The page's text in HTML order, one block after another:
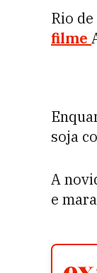
Rio
filme
soja
A
e